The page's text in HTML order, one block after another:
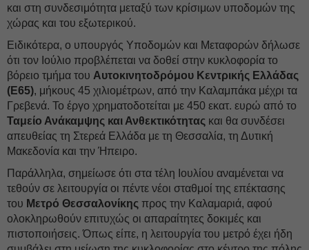
και στη συνδεσιμότητα μεταξύ των κρίσιμων υποδομών της
χώρας και του εξωτερικού.
Ειδικότερα, ο υπουργός Υποδομών και Μεταφορών δήλωσε
ότι τον Ιούλιο προβλέπεται να δοθεί στην κυκλοφορία το
βόρειο τμήμα του Αυτοκινητοδρόμου Κεντρικής Ελλάδας
(Ε65), μήκους 45 χιλιομέτρων, από την Καλαμπάκα μέχρι τα
Γρεβενά. Το έργο χρηματοδοτείται με 450 εκατ. ευρώ από το
Ταμείο Ανάκαμψης και Ανθεκτικότητας και θα συνδέσει
απευθείας τη Στερεά Ελλάδα με τη Θεσσαλία, τη Δυτική
Μακεδονία και την Ήπειρο.
Παράλληλα, σημείωσε ότι στα τέλη Ιουλίου αναμένεται να
τεθούν σε λειτουργία οι πέντε νέοι σταθμοί της επέκτασης
του Μετρό Θεσσαλονίκης προς την Καλαμαριά, αφού
ολοκληρωθούν επιτυχώς οι απαραίτητες δοκιμές και
πιστοποιήσεις. Όπως είπε, η λειτουργία του μετρό έχει ήδη